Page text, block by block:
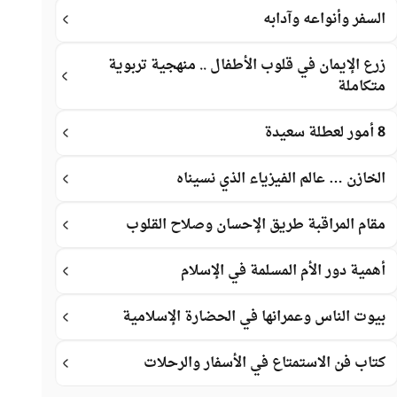
السفر وأنواعه وآدابه
زرع الإيمان في قلوب الأطفال .. منهجية تربوية
متكاملة
8 أمور لعطلة سعيدة
الخازن … عالم الفيزياء الذي نسيناه
مقام المراقبة طريق الإحسان وصلاح القلوب
أهمية دور الأم المسلمة في الإسلام
بيوت الناس وعمرانها في الحضارة الإسلامية
كتاب فن الاستمتاع في الأسفار والرحلات